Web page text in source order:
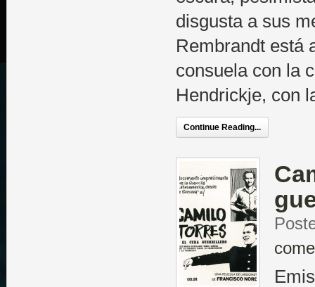
disgusta a sus
Rembrandt está
consuela con la
Hendrickje, con
Continue Reading...